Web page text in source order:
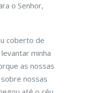
o Senhor,
coberto de
minha
as nossas
nossas